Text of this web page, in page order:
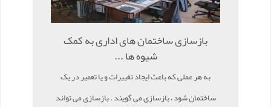
بازسازی ساختمان های اداری به کمک
شیوه ها ...
به هر عملی که باعث ایجاد تغییرات و یا تعمیر در یک
ساختمان شود ، بازسازی می گویند . بازسازی می تواند